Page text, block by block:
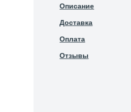
Описание
Доставка
Оплата
Отзывы